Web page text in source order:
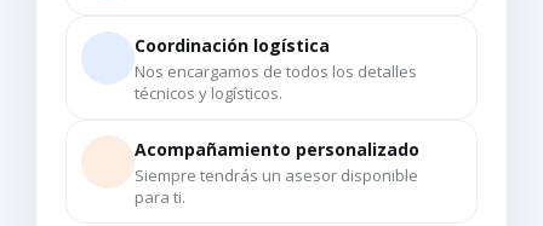
Coordinación logística
Nos encargamos de todos los detalles
técnicos y logísticos.
Acompañamiento personalizado
Siempre tendrás un asesor disponible
para ti.